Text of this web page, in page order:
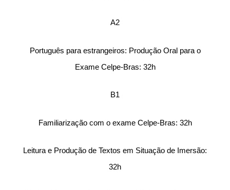
A2
Português para estrangeiros: Produção Oral para o
Exame Celpe-Bras: 32h
B1
Familiarização com o exame Celpe-Bras: 32h
Leitura e Produção de Textos em Situação de Imersão:
32h